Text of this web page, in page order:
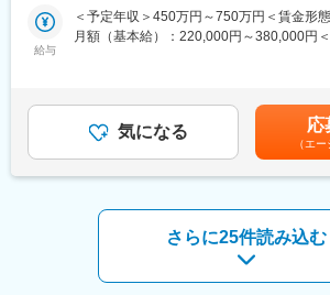
も可能です。
取得も全日、半日、時間単位と個人の都合
す。
■服装自由高め：
自由です。
戦後間もない1954年に、いち早く鉄道車
運転調整、立上げ
・国内および海外の各生産拠点への支援
・衝撃や振動を油圧によって吸収・緩和す
動車や二輪車・鉄道車両などの快適な乗り
ヤバの総合力が発揮されています。
・世界で走る自動車の約5台中1台にカヤバ
ブソーバが採用されており、そのシェアは
・米国や欧州だけでなくBRICs、VISTAな
給与
＜予定年収＞450万円～750万円＜賃金形
月額（基本給）：220,000円～380,000円
金はあくまでも目安の金額であり、選考を
があります。月給(月額)は固定手当を含め
気になる 応
（エ
さらに25件読み込む